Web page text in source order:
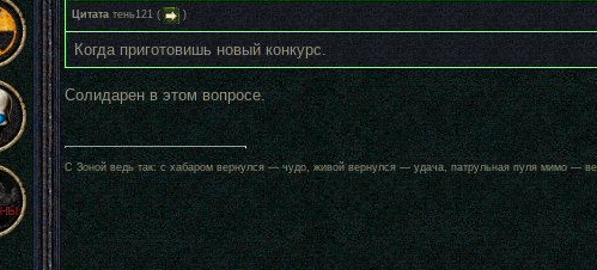
Цитата тень121( )
Когда приготовишь новый конкурс.
Солидарен в этом вопросе.
С Зоной ведь так: с хабаром вернулся — чудо, живой вернулся — удача, патрульная пуля мимо —